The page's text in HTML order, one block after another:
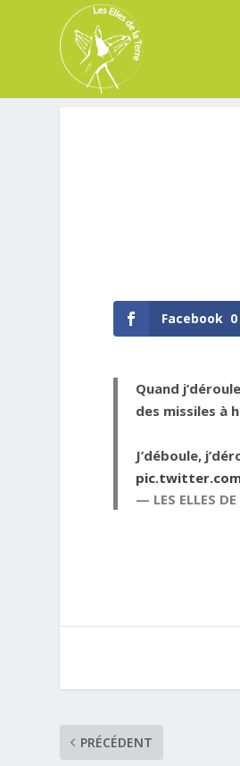
Facebook 0
Quand
des missiles à
J’déboule,
— LES ELLES
PRÉCÉDENT